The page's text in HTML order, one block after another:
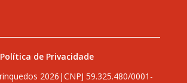
Política de Privacidade
2026|CNPJ 59.325.480/0001-